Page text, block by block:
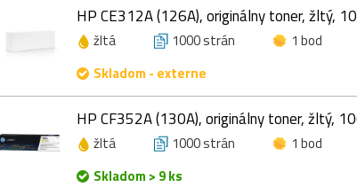
HP CE312A (126A), originálny toner, žltý,
žltá 1000 strán
1 bod
Skladom - externe
HP CF352A (130A), originálny toner, žltý,
žltá 1000 strán
1 bod
Skladom > 9 ks